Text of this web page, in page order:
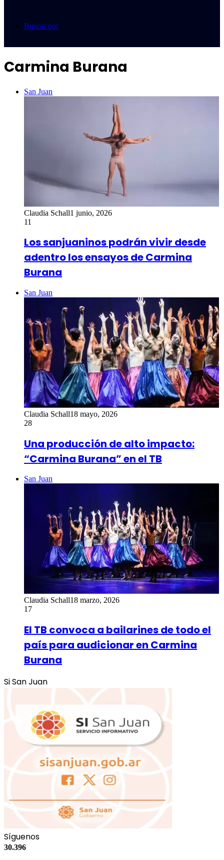
Buscar por
Carmina Burana
San Juan
Claudia Schall1 junio, 2026
11
Los sanjuaninos podrán vivir desde
adentro los ensayos de Carmina
Burana
San Juan
Claudia Schall18 mayo, 2026
28
Una producción de alto impacto:
“Carmina Burana” en el TB
San Juan
Claudia Schall18 marzo, 2026
17
El TB convoca a bailarines de todo el
país para audicionar en Carmina
Burana
Si San Juan
Síguenos
30.396